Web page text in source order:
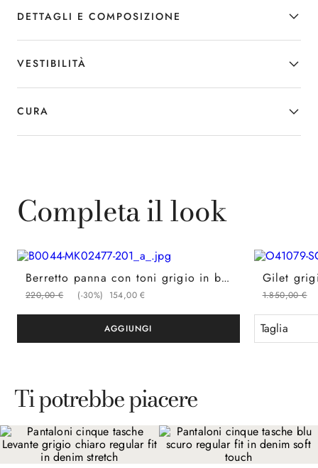
DETTAGLI E COMPOSIZIONE
VESTIBILITÀ
CURA
Completa il look
1.850,00 €
Taglia
Berretto panna con toni grigio in blend di alpaca
220,00 € (-30%) 154,00 €
Ti potrebbe piacere